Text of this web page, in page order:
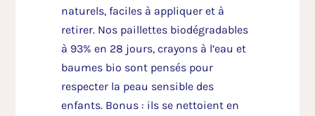
naturels, faciles à appliquer et à
retirer. Nos paillettes biodégradables
à 93% en 28 jours, crayons à l’eau et
baumes bio sont pensés pour
respecter la peau sensible des
enfants. Bonus : ils se nettoient en